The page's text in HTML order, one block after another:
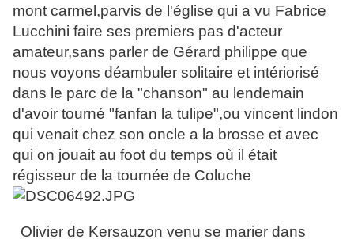
mont carmel,parvis de l'église qui a vu Fabrice
Lucchini faire ses premiers pas d'acteur
amateur,sans parler de Gérard philippe que
nous voyons déambuler solitaire et intériorisé
dans le parc de la "chanson" au lendemain
d'avoir tourné "fanfan la tulipe",ou vincent lindon
qui venait chez son oncle a la brosse et avec
qui on jouait au foot du temps où il était
régisseur de la tournée de Coluche
Olivier de Kersauzon venu se marier dans